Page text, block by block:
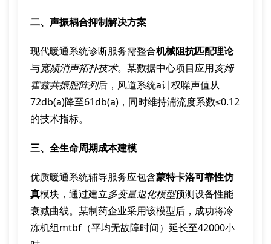
二、声振耦合抑制解决方案
现代暖通系统诊断服务需整合机械阻抗匹配理论
与宽频消声拓扑技术。某数据中心项目应用亥姆
霍兹共振腔阵列后，风道系统a计权噪声值从
72db(a)降至61db(a)，同时维持湍流度系数≤0.12
的技术指标。
三、全生命周期成本建模
优质暖通系统辅导服务应包含蒙特卡洛可靠性仿
真模块，通过建立多变量退化模型预测设备性能
衰减曲线。某制药企业采用该模型后，成功将冷
冻机组mtbf（平均无故障时间）延长至42000小